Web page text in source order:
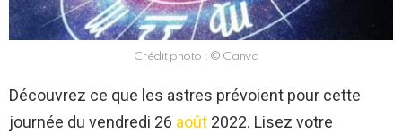
Crédit photo : © Canva
Découvrez ce que les astres prévoient pour cette
journée du vendredi 26 août 2022. Lisez votre